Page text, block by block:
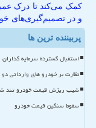
کمک می‌کند تا درک
و در تصمیم‌گیری‌های
پربیننده ترین ها
استقبال گسترده سرمایه
نظارت بر خودرو های وارداتی
شیب ریزش قیمت خودرو تند
سقوط سنگین قیمت خودرو